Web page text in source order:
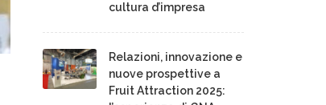
cultura d’impresa
Relazioni, innovazione e
nuove prospettive a
Fruit Attraction 2025: